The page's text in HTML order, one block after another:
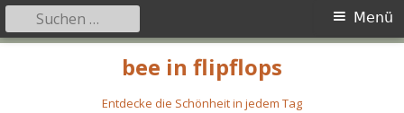
bee in flipflops
Entdecke die Schönheit in jedem Tag
Primäres
Menü
Suchen
nach: